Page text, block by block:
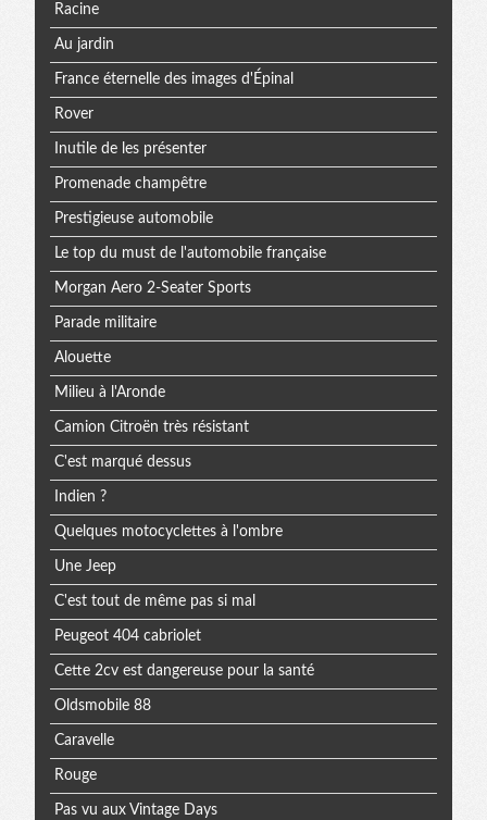
Racine
Au jardin
France éternelle des images d'Épinal
Rover
Inutile de les présenter
Promenade champêtre
Prestigieuse automobile
Le top du must de l'automobile française
Morgan Aero 2-Seater Sports
Parade militaire
Alouette
Milieu à l'Aronde
Camion Citroën très résistant
C'est marqué dessus
Indien ?
Quelques motocyclettes à l'ombre
Une Jeep
C'est tout de même pas si mal
Peugeot 404 cabriolet
Cette 2cv est dangereuse pour la santé
Oldsmobile 88
Caravelle
Rouge
Pas vu aux Vintage Days